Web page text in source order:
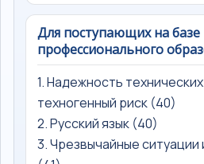
Для поступающих на базе
профессионального
1. Надежность
техногенный риск (40)
2. Русский язык (40)
3. Чрезвычайные ситуации